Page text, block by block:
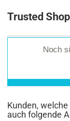
Trusted
Noch
Kunden,
auch folgende